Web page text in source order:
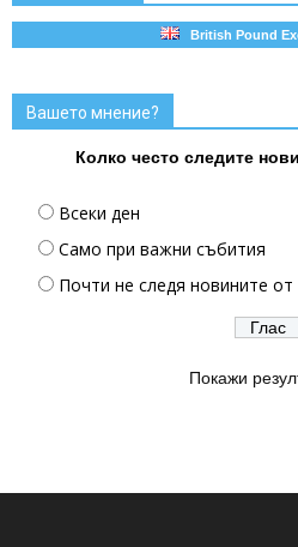
British Pound
Вашето мнение?
Колко често следите
Всеки ден
Само при важни събития
Почти не следя новините от
Покажи